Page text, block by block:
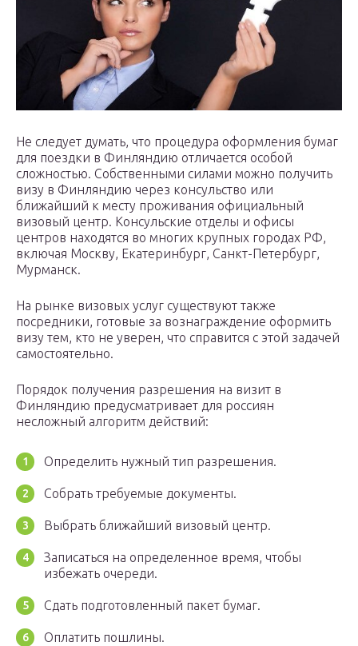
Не следует думать, что процедура оформления бумаг
для поездки в Финляндию отличается особой
сложностью. Собственными силами можно получить
визу в Финляндию через консульство или
ближайший к месту проживания официальный
визовый центр. Консульские отделы и офисы
центров находятся во многих крупных городах РФ,
включая Москву, Екатеринбург, Санкт-Петербург,
Мурманск.
На рынке визовых услуг существуют также
посредники, готовые за вознаграждение оформить
визу тем, кто не уверен, что справится с этой задачей
самостоятельно.
Порядок получения разрешения на визит в
Финляндию предусматривает для россиян
несложный алгоритм действий:
Определить нужный тип разрешения.
Собрать требуемые документы.
Выбрать ближайший визовый центр.
Записаться на определенное время, чтобы
избежать очереди.
Сдать подготовленный пакет бумаг.
Оплатить пошлины.